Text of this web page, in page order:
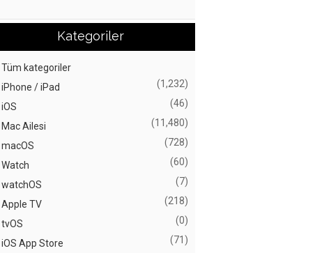
Kategoriler
Tüm kategoriler
iPhone / iPad
(1,232)
iOS (46)
Mac Ailesi (11,480)
macOS (728)
Watch (60)
watchOS (7)
Apple TV (218)
tvOS (0)
iOS App Store (71)